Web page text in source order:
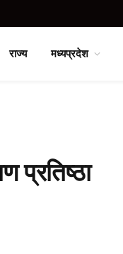
राज्य मध्यप्रदेश
प्रतिष्ठा